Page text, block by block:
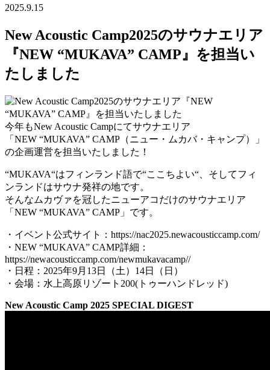
2025.9.15
New Acoustic Camp2025のサウナエリア
『NEW “MUKAVA” CAMP』を担当い
たしました
今年もNew Acoustic Campにてサウナエリア
「NEW “MUKAVA” CAMP（ニュー・ムカバ・キャンプ）」
の企画運営を担当いたしました！
“MUKAVA“はフィンランド語で“ここちよい“、そしてフィ
ンランドはサウナ発祥の地です。
そんなムカヴァを冠したニューアコだけのサウナエリア
「NEW “MUKAVA” CAMP」です。
・イベント公式サイト：https://nac2025.newacousticcamp.com/
・NEW “MUKAVA” CAMP詳細：
https://newacousticcamp.com/newmukavacamp//
・日程：2025年9月13日（土）14日（日）
・会場：水上高原リゾート200(トゥーハンドレッド)
New Acoustic Camp 2025 SPECIAL DIGEST